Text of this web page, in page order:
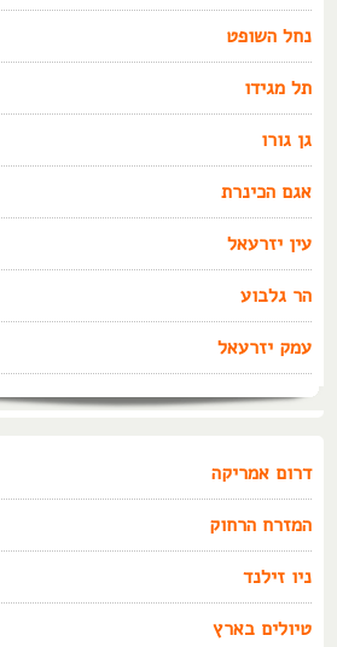
נחל השופט
תל מגידו
גן גורו
אגם הכינרת
עין יזרעאל
הר גלבוע
עמק יזרעאל
דרום אמריקה
המזרח הרחוק
ניו זילנד
טיולים בארץ